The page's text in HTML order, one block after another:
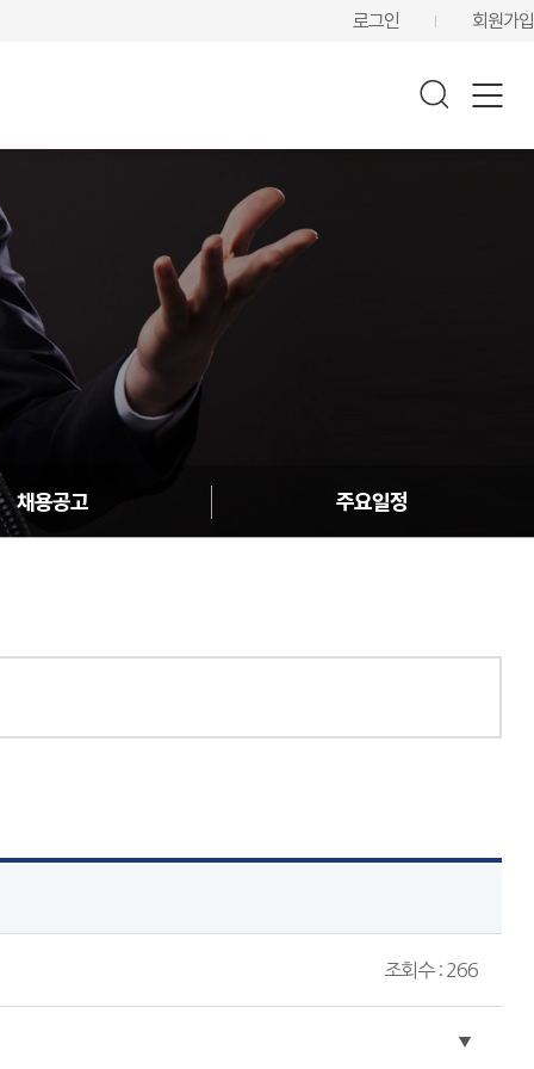
로그인 회원가입
채용공고 주요일정
조회수 : 266